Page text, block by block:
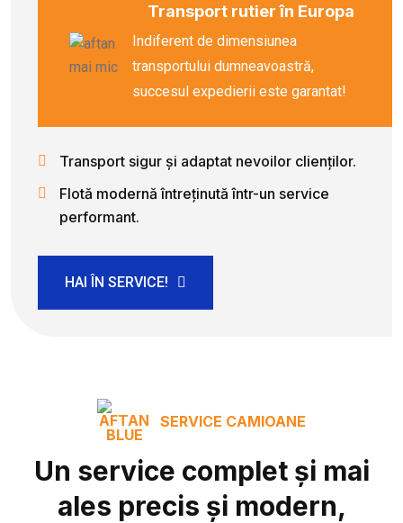
Transport rutier în Europa
Indiferent de dimensiunea
transportului dumneavoastră,
succesul expedierii este garantat!
Transport sigur și adaptat nevoilor clienților.
Flotă modernă întreținută într-un service
performant.
HAI ÎN SERVICE!
SERVICE CAMIOANE
Un service complet și mai
ales precis și modern,